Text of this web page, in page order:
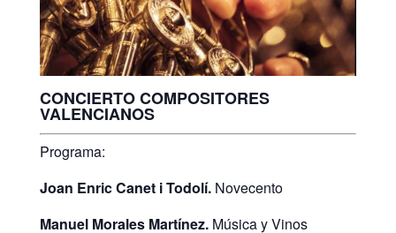
CONCIERTO COMPOSITORES
VALENCIANOS
Programa:
Joan Enric Canet i Todolí. Novecento
Manuel Morales Martínez. Música y Vinos